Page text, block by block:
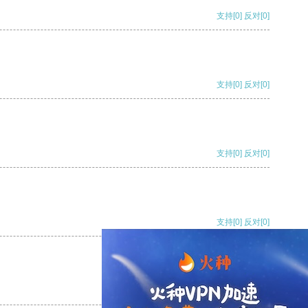
支持[0] 反对[0]
支持[0] 反对[0]
支持[0] 反对[0]
支持[0] 反对[0]
支持[0] 反对